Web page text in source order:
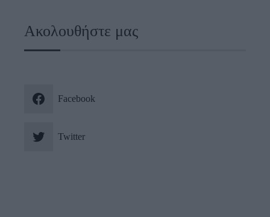
Ακολουθήστε μας
Facebook
Twitter